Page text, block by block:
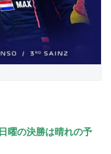
日曜の決勝は晴れの予